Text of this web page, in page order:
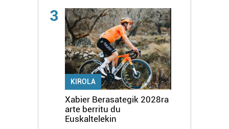
3
KIROLA
Xabier Berasategik 2028ra
arte berritu du
Euskaltelekin